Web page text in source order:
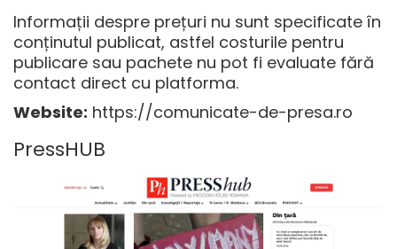
Informații despre prețuri nu sunt specificate în
conținutul publicat, astfel costurile pentru
publicare sau pachete nu pot fi evaluate fără
contact direct cu platforma.
Website: https://comunicate-de-presa.ro
PressHUB